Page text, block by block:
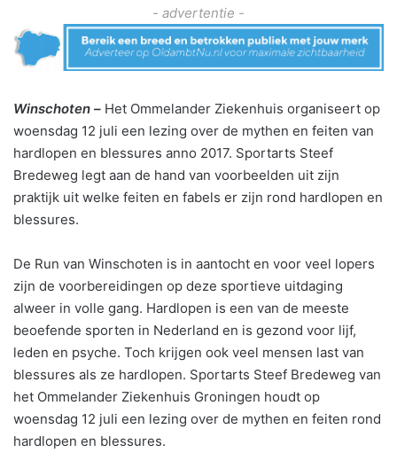
- advertentie -
Winschoten – Het Ommelander Ziekenhuis organiseert op
woensdag 12 juli een lezing over de mythen en feiten van
hardlopen en blessures anno 2017. Sportarts Steef
Bredeweg legt aan de hand van voorbeelden uit zijn
praktijk uit welke feiten en fabels er zijn rond hardlopen en
blessures.
De Run van Winschoten is in aantocht en voor veel lopers
zijn de voorbereidingen op deze sportieve uitdaging
alweer in volle gang. Hardlopen is een van de meeste
beoefende sporten in Nederland en is gezond voor lijf,
leden en psyche. Toch krijgen ook veel mensen last van
blessures als ze hardlopen. Sportarts Steef Bredeweg van
het Ommelander Ziekenhuis Groningen houdt op
woensdag 12 juli een lezing over de mythen en feiten rond
hardlopen en blessures.